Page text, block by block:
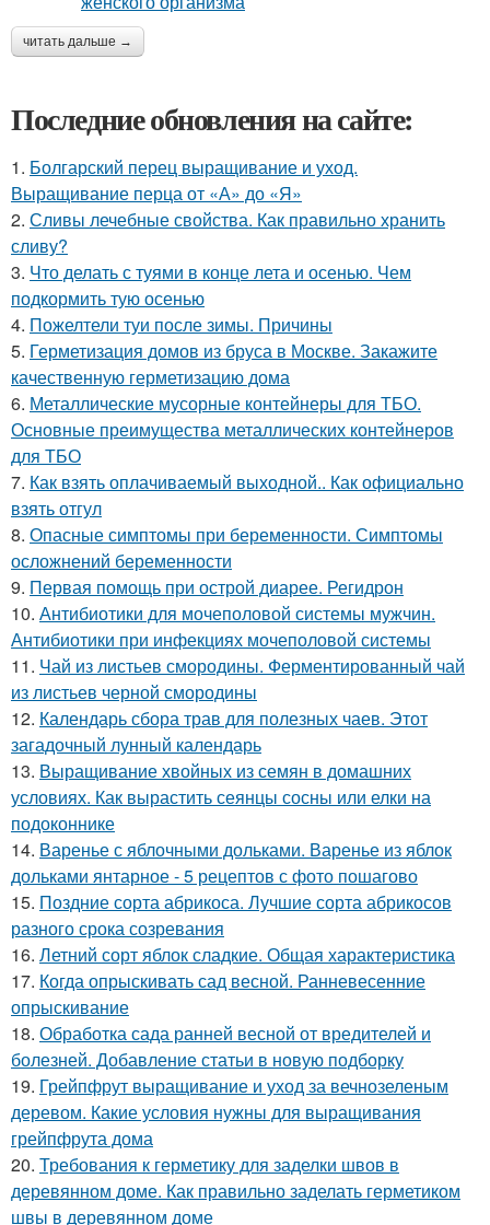
читать дальше →
Последние обновления на сайте:
1. Болгарский перец выращивание и уход.
Выращивание перца от «А» до «Я»
2. Сливы лечебные свойства. Как правильно хранить
сливу?
3. Что делать с туями в конце лета и осенью. Чем
подкормить тую осенью
4. Пожелтели туи после зимы. Причины
5. Герметизация домов из бруса в Москве. Закажите
качественную герметизацию дома
6. Металлические мусорные контейнеры для ТБО.
Основные преимущества металлических контейнеров
для ТБО
7. Как взять оплачиваемый выходной.. Как официально
взять отгул
8. Опасные симптомы при беременности. Симптомы
осложнений беременности
9. Первая помощь при острой диарее. Регидрон
10. Антибиотики для мочеполовой системы мужчин.
Антибиотики при инфекциях мочеполовой системы
11. Чай из листьев смородины. Ферментированный чай
из листьев черной смородины
12. Календарь сбора трав для полезных чаев. Этот
загадочный лунный календарь
13. Выращивание хвойных из семян в домашних
условиях. Как вырастить сеянцы сосны или елки на
подоконнике
14. Варенье с яблочными дольками. Варенье из яблок
дольками янтарное - 5 рецептов с фото пошагово
15. Поздние сорта абрикоса. Лучшие сорта абрикосов
разного срока созревания
16. Летний сорт яблок сладкие. Общая характеристика
17. Когда опрыскивать сад весной. Ранневесенние
опрыскивание
18. Обработка сада ранней весной от вредителей и
болезней. Добавление статьи в новую подборку
19. Грейпфрут выращивание и уход за вечнозеленым
деревом. Какие условия нужны для выращивания
грейпфрута дома
20. Требования к герметику для заделки швов в
деревянном доме. Как правильно заделать герметиком
швы в деревянном доме